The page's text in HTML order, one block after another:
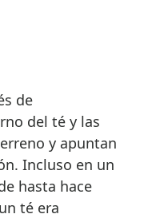
de
del té y las
y apuntan
Incluso en un
hasta hace
té era